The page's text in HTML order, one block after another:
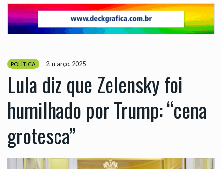
POLÍTICA 2, março, 2025
Lula diz que Zelensky foi
humilhado por Trump: “cena
grotesca”